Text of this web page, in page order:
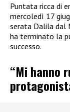
Puntata ricca di
mercoledì 17
serata Dalila dal
ha terminato la
successo.
“Mi hanno